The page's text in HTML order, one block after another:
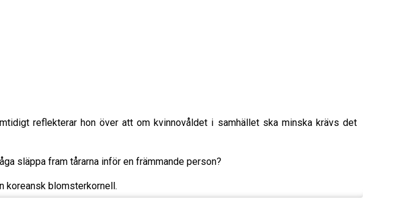
reflekterar hon över att om kvinnovåldet i samhället ska minska krävs det
släppa fram tårarna inför en främmande person?
koreansk blomsterkornell.